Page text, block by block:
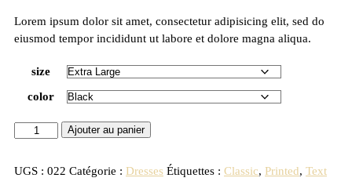
client
Lorem ipsum dolor sit amet, consectetur adipisicing elit, sed do
eiusmod tempor incididunt ut labore et dolore magna aliqua.
size
color
Ajouter au panier
UGS : 022 Catégorie : Dresses Étiquettes : Classic, Printed, Text